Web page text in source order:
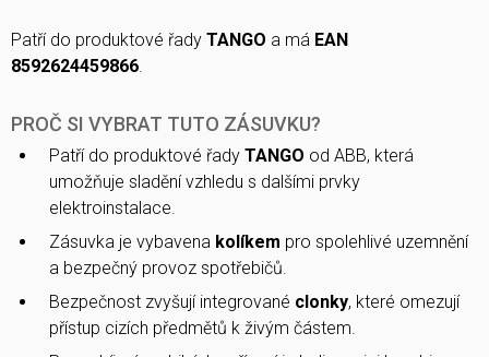
Patří do produktové řady TANGO a má EAN
8592624459866.
PROČ SI VYBRAT TUTO ZÁSUVKU?
Patří do produktové řady TANGO od ABB, která
umožňuje sladění vzhledu s dalšími prvky
elektroinstalace.
Zásuvka je vybavena kolíkem pro spolehlivé uzemnění
a bezpečný provoz spotřebičů.
Bezpečnost zvyšují integrované clonky, které omezují
přístup cizích předmětů k živým částem.